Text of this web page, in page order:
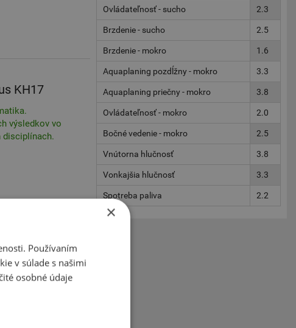
KH17
výsledkov vo
disciplínach.
Ovládateľnosť - sucho 2.3
Brzdenie - sucho 2.5
Brzdenie - mokro 1.6
Aquaplaning pozdĺžny - mokro 3.3
Aquaplaning priečny - mokro 3.8
Ovládateľnosť - mokro 2.0
Bočné vedenie - mokro 2.5
Vnútorna hlučnosť 3.8
Vonkajšia hlučnosť 3.3
Spotreba paliva 2.2
×
Používaním
v súlade s našimi
osobné údaje